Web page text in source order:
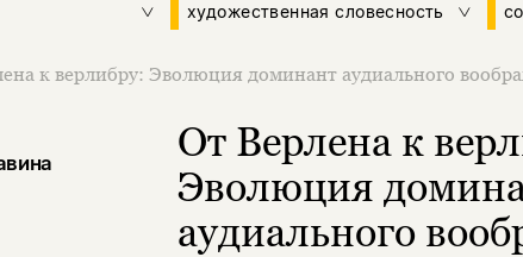
художественная словесность
к верлибру: Эволюция доминант аудиального
От Верлена к
Эволюция
аудиального